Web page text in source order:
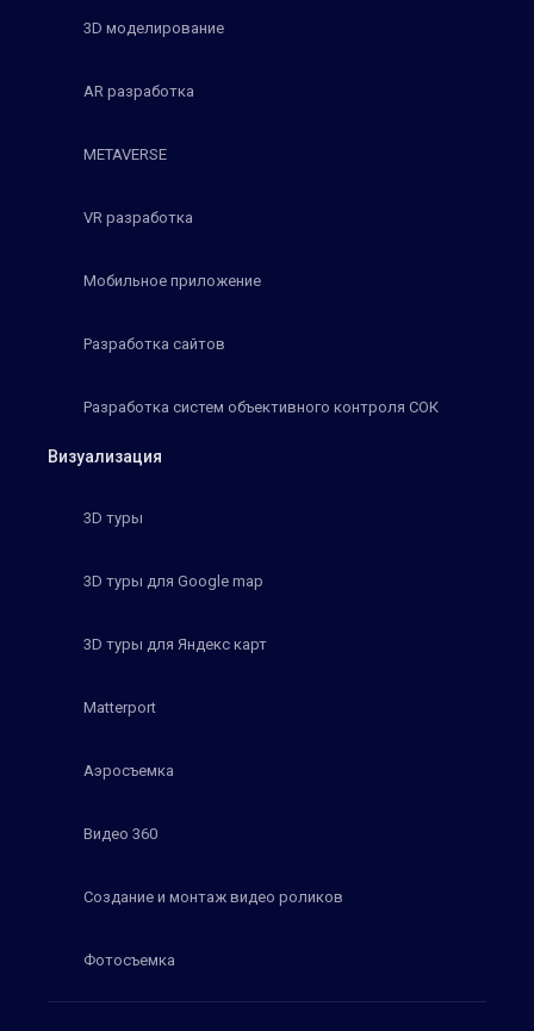
3D моделирование
AR разработка
METAVERSE
VR разработка
Мобильное приложение
Разработка сайтов
Разработка систем объективного контроля СОК
Визуализация
3D туры
3D туры для Google map
3D туры для Яндекс карт
Matterport
Аэросъемка
Видео 360
Создание и монтаж видео роликов
Фотосъемка